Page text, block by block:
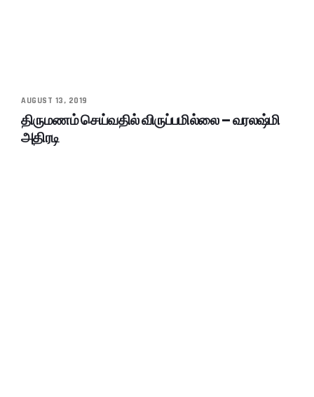
AUGUST 13, 2019
திருமணம் செய்வதில் விருப்பமில்லை – வரலஷ்மி
அதிரடி